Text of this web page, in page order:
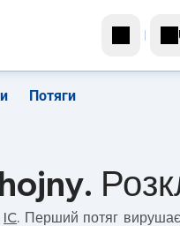
Потяги
IC. Перший потяг